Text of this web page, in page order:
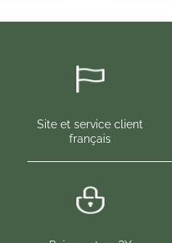
Site et service client
français